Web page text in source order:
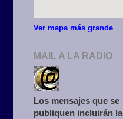
Ver mapa más grande
MAIL A LA RADIO
Los mensajes que se
publiquen incluirán la